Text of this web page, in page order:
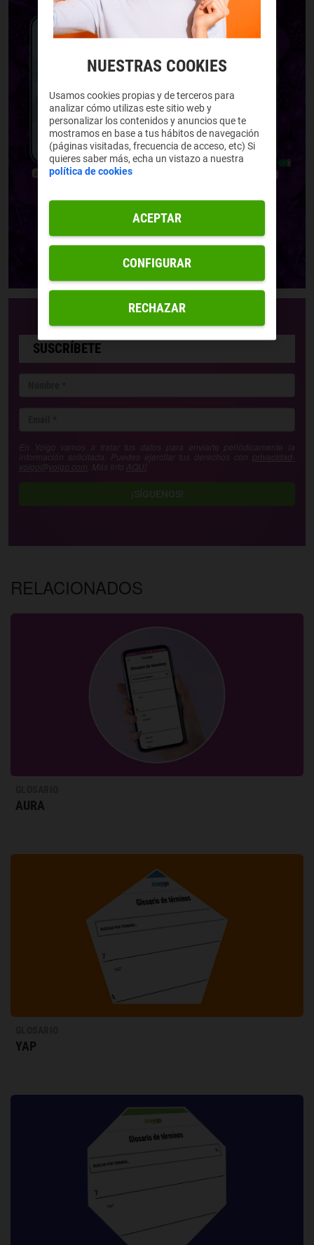
SUSCRÍBETE
En Yoigo vamos a tratar tus datos para enviarte periódicamente la
información solicitada. Puedes ejercitar tus derechos con privacidad-
yoigo@yoigo.com . Más Info AQUÍ
¡SÍGUENOS!
RELACIONADOS
AURA
YAP
NUESTRAS COOKIES
Usamos cookies propias y de terceros para
analizar cómo utilizas este sitio web y
personalizar los contenidos y anuncios que te
mostramos en base a tus hábitos de navegación
(páginas visitadas, frecuencia de acceso, etc) Si
quieres saber más, echa un vistazo a nuestra
política de cookies
RECHAZAR
ACEPTAR
CONFIGURAR